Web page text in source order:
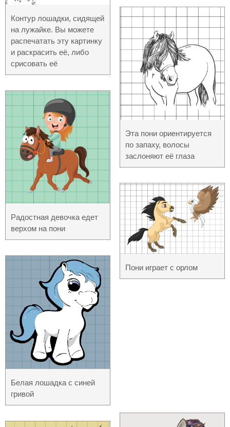
Контур лошадки, сидящей
на лужайке. Вы можете
распечатать эту картинку
и раскрасить её, либо
срисовать её
Радостная девочка едет
верхом на пони
Белая лошадка с синей
гривой
Эта пони ориентируется
по запаху, волосы
заслоняют её глаза
Пони играет с орлом